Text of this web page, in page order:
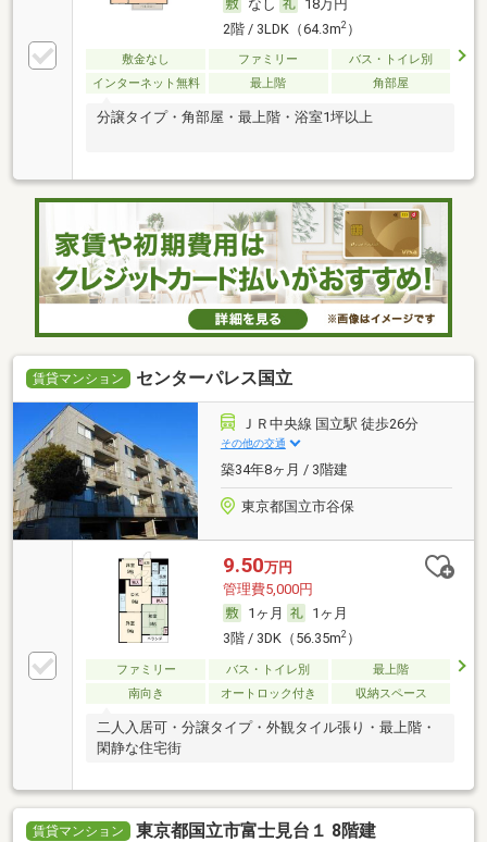
なし
18万円
2階 / 3LDK（64.3m2）
敷金なし ファミリー
バス・トイレ別
インターネット無料
最上階 角部屋
分譲タイプ・角部屋・最上階・浴室1坪以上
賃貸マンション センターパレス国立
ＪＲ中央線 国立駅 徒歩26分
その他の交通
築34年8ヶ月 / 3階建
東京都国立市谷保
9.50万円
管理費5,000円
1ヶ月
1ヶ月
3階 / 3DK（56.35m2）
ファミリー バス・トイレ別
最上階
南向き
オートロック付き 収納スペース
二人入居可・分譲タイプ・外観タイル張り・最上階・
閑静な住宅街
賃貸マンション 東京都国立市富士見台１ 8階建